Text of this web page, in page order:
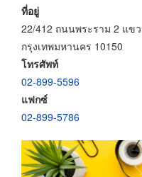
ที่อยู่
22/412 ถนนพระราม 2 แข
กรุงเทพมหานคร 10150
โทรศัพท์
02-899-5596
แฟกซ์
02-899-5786